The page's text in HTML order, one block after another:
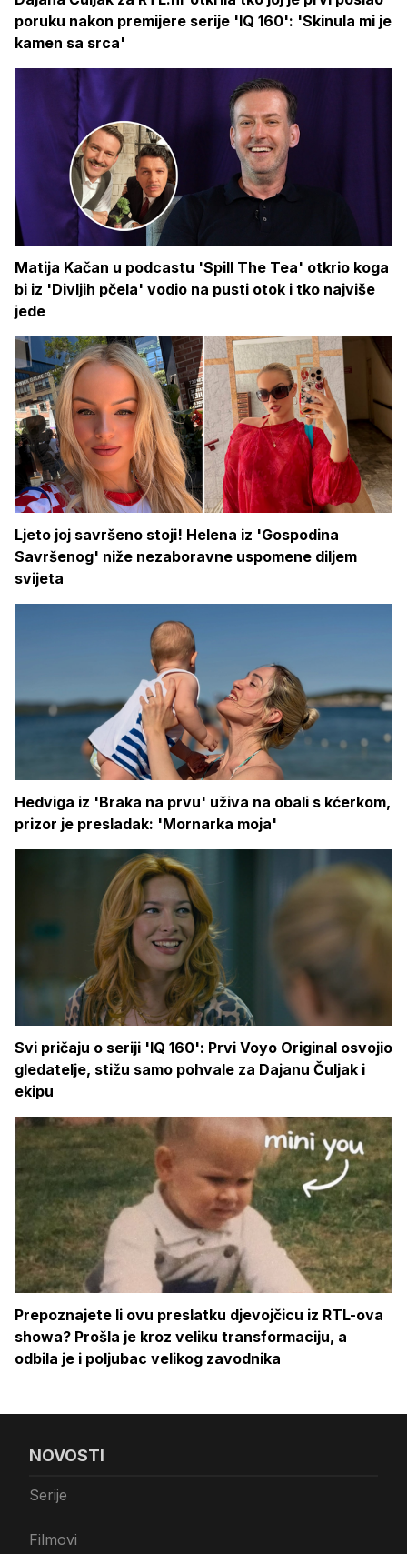
poruku nakon premijere serije 'IQ 160': 'Skinula mi je
kamen sa srca'
Matija Kačan u podcastu 'Spill The Tea' otkrio koga
bi iz 'Divljih pčela' vodio na pusti otok i tko najviše
jede
Ljeto joj savršeno stoji! Helena iz 'Gospodina
Savršenog' niže nezaboravne uspomene diljem
svijeta
Hedviga iz 'Braka na prvu' uživa na obali s kćerkom,
prizor je presladak: 'Mornarka moja'
Svi pričaju o seriji 'IQ 160': Prvi Voyo Original osvojio
gledatelje, stižu samo pohvale za Dajanu Čuljak i
ekipu
Prepoznajete li ovu preslatku djevojčicu iz RTL-ova
showa? Prošla je kroz veliku transformaciju, a
odbila je i poljubac velikog zavodnika
NOVOSTI
Serije
Filmovi